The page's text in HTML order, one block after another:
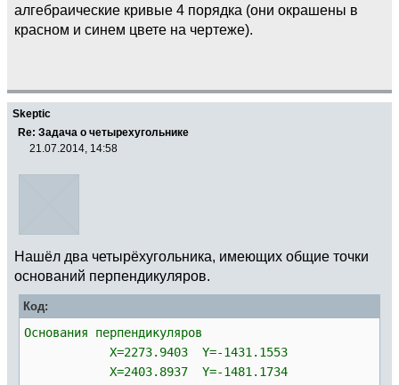
алгебраические кривые 4 порядка (они окрашены в
красном и синем цвете на чертеже).
Skeptic
Re: Задача о четырехугольнике
21.07.2014, 14:58
Нашёл два четырёхугольника, имеющих общие точки
оснований перпендикуляров.
Код:
Основания перпендикуляров
X=2273.9403 Y=-1431.1553
X=2403.8937 Y=-1481.1734